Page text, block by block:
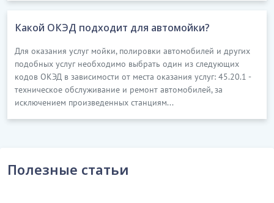
Какой ОКЭД подходит для автомойки?
Для оказания услуг мойки, полировки автомобилей и других
подобных услуг необходимо выбрать один из следующих
кодов ОКЭД в зависимости от места оказания услуг: 45.20.1 -
техническое обслуживание и ремонт автомобилей, за
исключением произведенных станциям...
Полезные статьи